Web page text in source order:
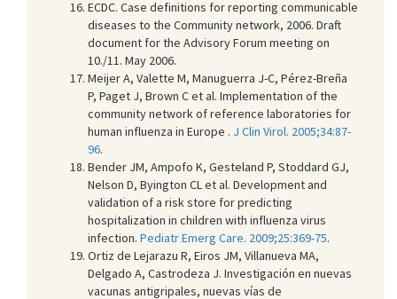
ECDC. Case definitions for reporting communicable
diseases to the Community network, 2006. Draft
document for the Advisory Forum meeting on
10./11. May 2006.
Meijer A, Valette M, Manuguerra J-C, Pérez-Breña
P, Paget J, Brown C et al. Implementation of the
community network of reference laboratories for
human influenza in Europe . J Clin Virol. 2005;34:87-
96.
Bender JM, Ampofo K, Gesteland P, Stoddard GJ,
Nelson D, Byington CL et al. Development and
validation of a risk store for predicting
hospitalization in children with influenza virus
infection. Pediatr Emerg Care. 2009;25:369-75.
Ortiz de Lejarazu R, Eiros JM, Villanueva MA,
Delgado A, Castrodeza J. Investigación en nuevas
vacunas antigripales, nuevas vías de